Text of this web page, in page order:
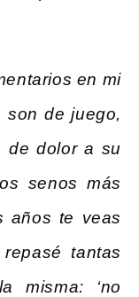
en mi
de juego,
de dolor a su
senos más
años te veas
tantas
misma: ‘no